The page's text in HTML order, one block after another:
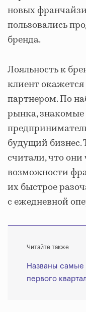
новых
пользовались
бренда.
Лояльность к
клиент
партнером. По
рынка,
будущий бизнес.
считали, что
возможности
их быстрое
с ежедневной
Читайте также
Названы
первого